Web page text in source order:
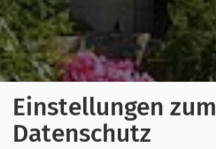
Einstellungen zum
Datenschutz